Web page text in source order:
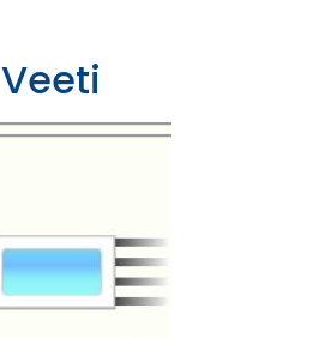
Veeti